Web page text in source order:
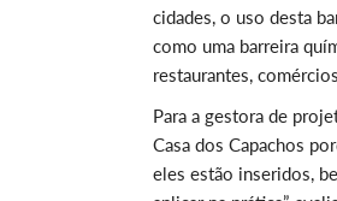
cidades, o uso desta
como uma barreira
restaurantes,
Para a gestora de
Casa dos Capachos
eles estão inseridos,